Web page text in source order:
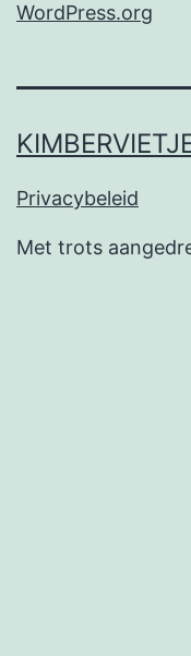
WordPress.org
Privacybeleid
Met trots